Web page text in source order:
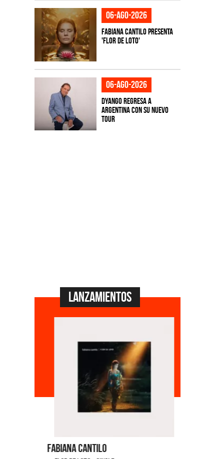
06-ago-2026
Fabiana Cantilo presenta
'Flor de Loto'
06-ago-2026
Dyango regresa a
Argentina con su nuevo
tour
Lanzamientos
Fabiana Cantilo